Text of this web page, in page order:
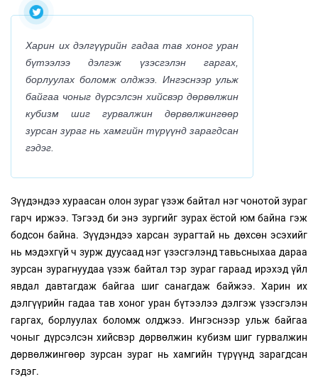
Харин их дэлгүүрийн гадаа тав хоног уран
бүтээлээ дэлгэж үзэсгэлэн гаргах,
борлуулах боломж олджээ. Ингэснээр ульж
байгаа чоныг дүрсэлсэн хийсвэр дөрвөлжин
кубизм шиг гурвалжин дөрвөлжингөөр
зурсан зураг нь хамгийн түрүүнд зарагдсан
гэдэг.
Зүүдэндээ хураасан олон зураг үзэж байтал нэг чонотой зураг
гарч иржээ. Тэгээд би энэ зургийг зурах ёстой юм байна гэж
бодсон байна. Зүүдэндээ харсан зурагтай нь дөхсөн эсэхийг
нь мэдэхгүй ч зурж дуусаад нэг үзэсгэлэнд тавьсныхаа дараа
зурсан зурагнуудаа үзэж байтал тэр зураг гараад ирэхэд үйл
явдал давтагдаж байгаа шиг санагдаж байжээ. Харин их
дэлгүүрийн гадаа тав хоног уран бүтээлээ дэлгэж үзэсгэлэн
гаргах, борлуулах боломж олджээ. Ингэснээр ульж байгаа
чоныг дүрсэлсэн хийсвэр дөрвөлжин кубизм шиг гурвалжин
дөрвөлжингөөр зурсан зураг нь хамгийн түрүүнд зарагдсан
гэдэг.